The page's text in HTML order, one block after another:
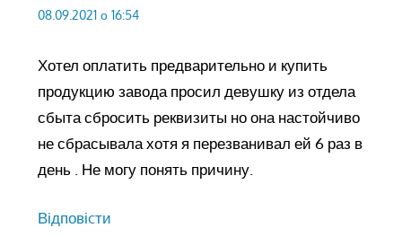
08.09.2021 о 16:54
Хотел оплатить предварительно и купить
продукцию завода просил девушку из отдела
сбыта сбросить реквизиты но она настойчиво
не сбрасывала хотя я перезванивал ей 6 раз в
день . Не могу понять причину.
Відповіcти